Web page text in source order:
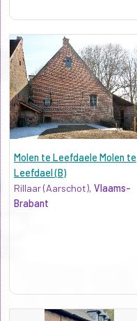
Molen te Leefdaele Molen te
Leefdael (B)
Rillaar (Aarschot), Vlaams-
Brabant